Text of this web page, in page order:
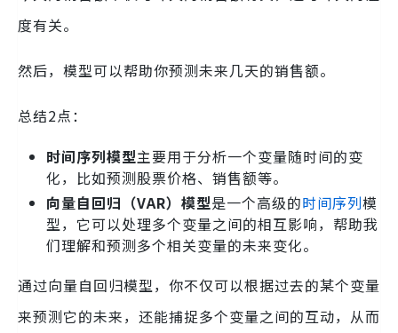
度有关。
然后，模型可以帮助你预测未来几天的销售额。
总结2点：
时间序列模型主要用于分析一个变量随时间的变
化，比如预测股票价格、销售额等。
向量自回归（VAR）模型是一个高级的时间序列模
型，它可以处理多个变量之间的相互影响，帮助我
们理解和预测多个相关变量的未来变化。
通过向量自回归模型，你不仅可以根据过去的某个变量
来预测它的未来，还能捕捉多个变量之间的互动，从而